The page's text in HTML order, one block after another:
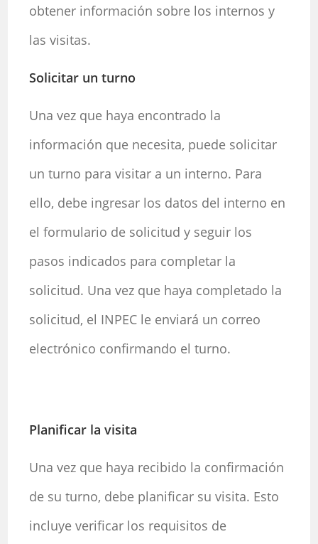
obtener información sobre los internos y
las visitas.
Solicitar un turno
Una vez que haya encontrado la
información que necesita, puede solicitar
un turno para visitar a un interno. Para
ello, debe ingresar los datos del interno en
el formulario de solicitud y seguir los
pasos indicados para completar la
solicitud. Una vez que haya completado la
solicitud, el INPEC le enviará un correo
electrónico confirmando el turno.
Planificar la visita
Una vez que haya recibido la confirmación
de su turno, debe planificar su visita. Esto
incluye verificar los requisitos de